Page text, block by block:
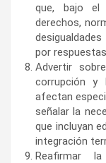
que, bajo el
derechos,
por
Advertir
corrupción y
afectan
señalar la
que incluyan
integración
Reafirmar